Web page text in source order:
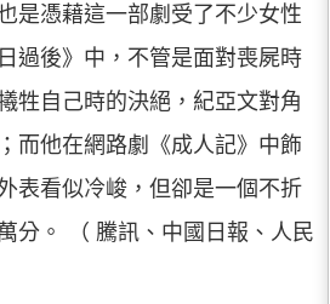
是憑藉這一部劇受了不少女性
過後》中，不管是面對喪屍時
牲自己時的決絕，紀亞文對角
而他在網路劇《成人記》中飾
表看似冷峻，但卻是一個不折
分。 （ 騰訊、中國日報、人民